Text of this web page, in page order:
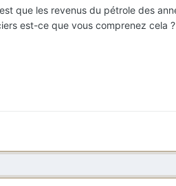
que les revenus du pétrole des
est-ce que vous comprenez cela ?